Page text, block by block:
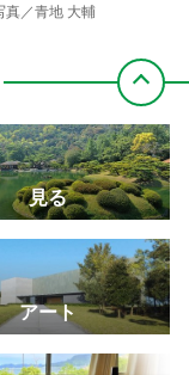
／青地 大輔
族で楽しめる大型児
う”鯛願成就”体験がで
広がるレジャースポ
動物園には、ホワイ
「四国こんぴら歌舞
むなら最高のロケー
な写真が撮れる大人
鳥居から市内と瀬戸
ープウェイからの眺
いノスタルジックな
見る
アート